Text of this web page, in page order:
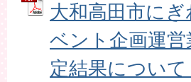
大和高田市に
ベント企画運
定結果につい